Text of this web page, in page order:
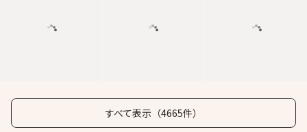
すべて表示（4665件）